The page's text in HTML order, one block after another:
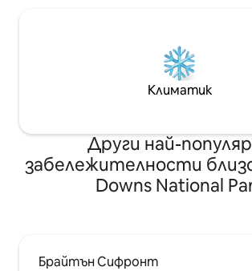
Климатик
Други най-
забележителности
Downs National
Брайтън Сифронт